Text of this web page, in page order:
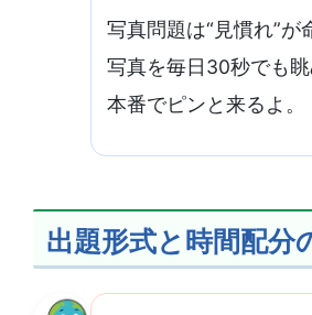
写真問題は“見慣れ”が
写真を毎日30秒でも眺
本番でピンと来るよ。
出題形式と時間配分